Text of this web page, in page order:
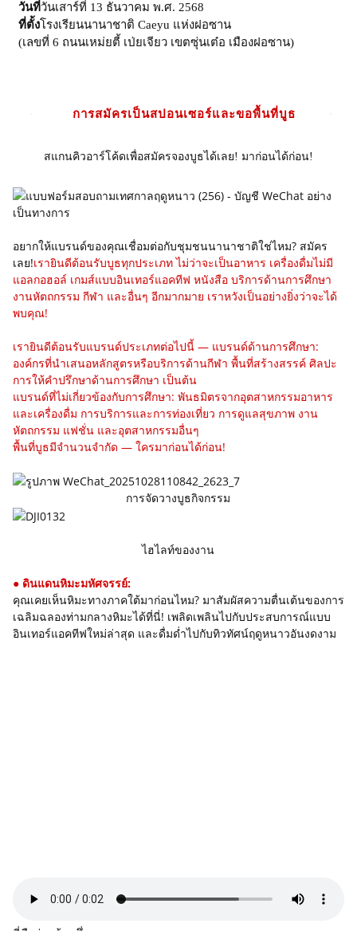
วันที่วันเสาร์ที่ 13 ธันวาคม พ.ศ. 2568
ที่ตั้งโรงเรียนนานาชาติ Caeyu แห่งฝอซาน
(เลขที่ 6 ถนนเหม่ยตี้ เป่ยเจียว เขตซุ่นเต๋อ เมืองฝอซาน)
การสมัครเป็นสปอนเซอร์และขอพื้นที่บูธ
สแกนคิวอาร์โค้ดเพื่อสมัครจองบูธได้เลย! มาก่อนได้ก่อน!
อยากให้แบรนด์ของคุณเชื่อมต่อกับชุมชนนานาชาติใช่ไหม? สมัคร
เลย!เรายินดีต้อนรับบูธทุกประเภท ไม่ว่าจะเป็นอาหาร เครื่องดื่มไม่มี
แอลกอฮอล์ เกมส์แบบอินเทอร์แอคทีฟ หนังสือ บริการด้านการศึกษา
งานหัตถกรรม กีฬา และอื่นๆ อีกมากมาย เราหวังเป็นอย่างยิ่งว่าจะได้
พบคุณ!
เรายินดีต้อนรับแบรนด์ประเภทต่อไปนี้ — แบรนด์ด้านการศึกษา:
องค์กรที่นำเสนอหลักสูตรหรือบริการด้านกีฬา พื้นที่สร้างสรรค์ ศิลปะ
การให้คำปรึกษาด้านการศึกษา เป็นต้น
แบรนด์ที่ไม่เกี่ยวข้องกับการศึกษา: พันธมิตรจากอุตสาหกรรมอาหาร
และเครื่องดื่ม การบริการและการท่องเที่ยว การดูแลสุขภาพ งาน
หัตถกรรม แฟชั่น และอุตสาหกรรมอื่นๆ
พื้นที่บูธมีจำนวนจำกัด — ใครมาก่อนได้ก่อน!
การจัดวางบูธกิจกรรม
ไฮไลท์ของงาน
● ดินแดนหิมะมหัศจรรย์:
คุณเคยเห็นหิมะทางภาคใต้มาก่อนไหม? มาสัมผัสความตื่นเต้นของการ
เฉลิมฉลองท่ามกลางหิมะได้ที่นี่! เพลิดเพลินไปกับประสบการณ์แบบ
อินเทอร์แอคทีฟใหม่ล่าสุด และดื่มด่ำไปกับทิวทัศน์ฤดูหนาวอันงดงาม